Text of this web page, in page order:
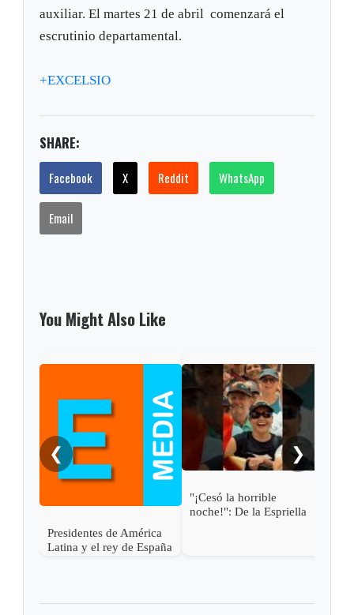
auxiliar. El martes 21 de abril comenzará el
escrutinio departamental.
+EXCELSIO
SHARE:
Facebook X Reddit WhatsApp
Email
You Might Also Like
❮
Presidentes de América
Latina y el rey de España
"¡Cesó la horrible
noche!": De la Espriella
❯